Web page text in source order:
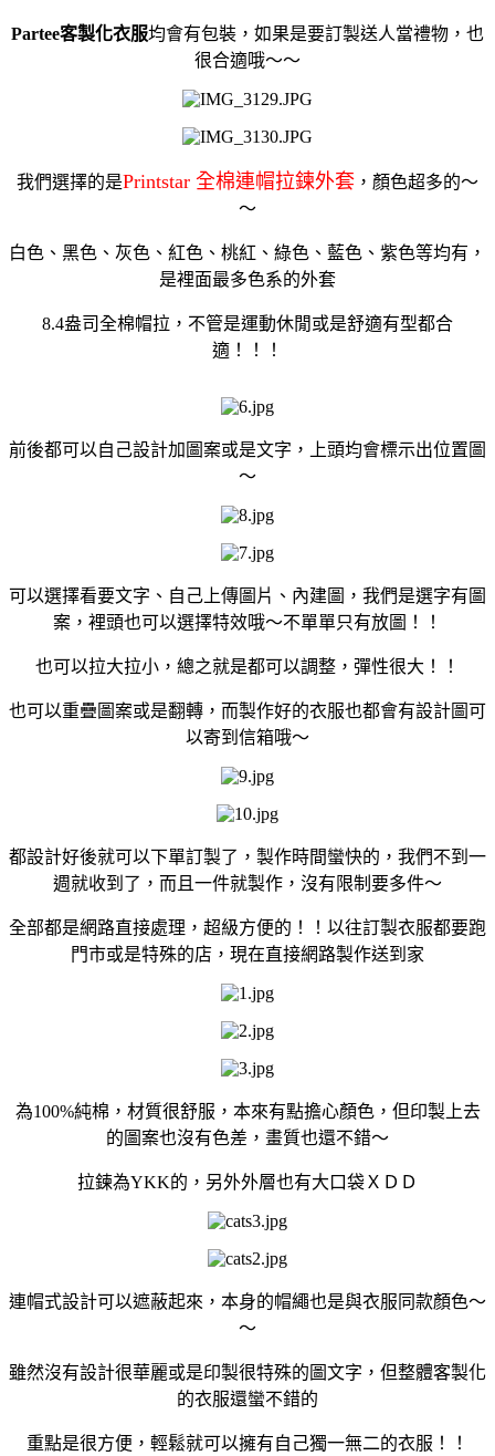
Partee客製化衣服均會有包裝，如果是要訂製送人當禮物，也
很合適哦～～
我們選擇的是Printstar 全棉連帽拉鍊外套 ，顏色超多的～
～
白色、黑色、灰色、紅色、桃紅、綠色、藍色、紫色等均有，
是裡面最多色系的外套
8.4盎司全棉帽拉，不管是運動休閒或是舒適有型都合
適！！！
前後都可以自己設計加圖案或是文字，上頭均會標示出位置圖
～
可以選擇看要文字、自己上傳圖片、內建圖，我們是選字有圖
案，裡頭也可以選擇特效哦～不單單只有放圖！！
也可以拉大拉小，總之就是都可以調整，彈性很大！！
也可以重疊圖案或是翻轉，而製作好的衣服也都會有設計圖可
以寄到信箱哦～
都設計好後就可以下單訂製了，製作時間蠻快的，我們不到一
週就收到了，而且一件就製作，沒有限制要多件～
全部都是網路直接處理，超級方便的！！以往訂製衣服都要跑
門市或是特殊的店，現在直接網路製作送到家
為100%純棉，材質很舒服，本來有點擔心顏色，但印製上去
的圖案也沒有色差，畫質也還不錯～
拉鍊為YKK的，另外外層也有大口袋ＸＤＤ
連帽式設計可以遮蔽起來，本身的帽繩也是與衣服同款顏色～
～
雖然沒有設計很華麗或是印製很特殊的圖文字，但整體客製化
的衣服還蠻不錯的
重點是很方便，輕鬆就可以擁有自己獨一無二的衣服！！